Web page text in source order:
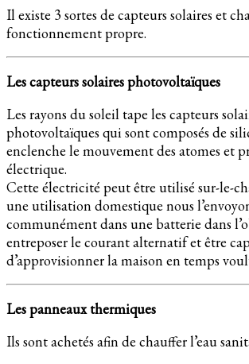
Il existe 3 sortes de capteurs solaires et
fonctionnement propre.
Les capteurs solaires photovoltaïques
Les rayons du soleil tape les capteurs
photovoltaïques qui sont composés de
enclenche le mouvement des atomes et
électrique.
Cette électricité peut être utilisé sur-le-
une utilisation domestique nous
communément dans une batterie dans
entreposer le courant alternatif et être
d’approvisionner la maison en temps
Les panneaux thermiques
Ils sont achetés afin de chauffer l’eau